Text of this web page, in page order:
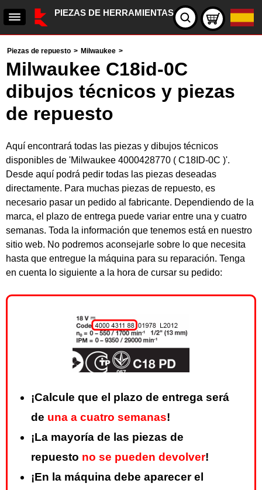
PIEZAS DE HERRAMIENTAS
Piezas de repuesto > Milwaukee >
Milwaukee C18id-0C
dibujos técnicos y piezas
de repuesto
Aquí encontrará todas las piezas y dibujos técnicos
disponibles de 'Milwaukee 4000428770 ( C18ID-0C )'.
Desde aquí podrá pedir todas las piezas deseadas
directamente. Para muchas piezas de repuesto, es
necesario pasar un pedido al fabricante. Dependiendo de la
marca, el plazo de entrega puede variar entre una y cuatro
semanas. Toda la información que tenemos está en nuestro
sitio web. No podremos aconsejarle sobre lo que necesita
hasta que entregue la máquina para su reparación. Tenga
en cuenta lo siguiente a la hora de cursar su pedido:
¡Calcule que el plazo de entrega será
de una a cuatro semanas!
¡La mayoría de las piezas de
repuesto no se pueden devolver!
¡En la máquina debe aparecer el